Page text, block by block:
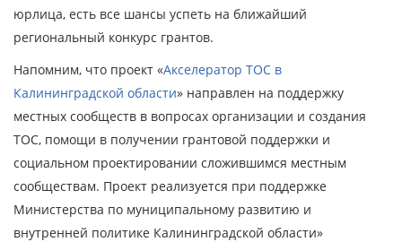
юрлица, есть все шансы успеть на ближайший
региональный конкурс грантов.
Напомним, что проект «Акселератор ТОС в
Калининградской области» направлен на поддержку
местных сообществ в вопросах организации и создания
ТОС, помощи в получении грантовой поддержки и
социальном проектировании сложившимся местным
сообществам. Проект реализуется при поддержке
Министерства по муниципальному развитию и
внутренней политике Калининградской области»